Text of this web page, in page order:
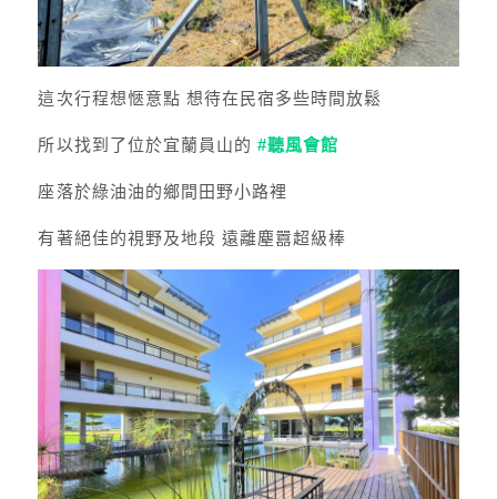
這次行程想愜意點 想待在民宿多些時間放鬆
所以找到了位於宜蘭員山的 #聽風會館
座落於綠油油的鄉間田野小路裡
有著絕佳的視野及地段 遠離塵囂超級棒